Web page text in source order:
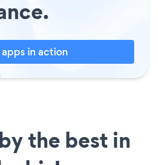
apps in action
the best in